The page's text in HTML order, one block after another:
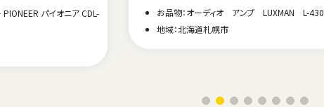
PIONEER パイオニア CDL-
お品物：オーディオ アンプ LUXMAN L-430
地域：北海道札幌市